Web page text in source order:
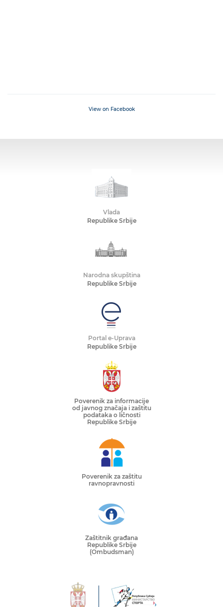
View on Facebook
Vlada
Republike Srbije
Narodna skupština
Republike Srbije
Portal e-Uprava
Republike Srbije
Poverenik za informacije
od javnog značaja i zaštitu
podataka o ličnosti
Republike Srbije
Poverenik za zaštitu
ravnopravnosti
Zaštitnik građana
Republike Srbije
(Ombudsman)